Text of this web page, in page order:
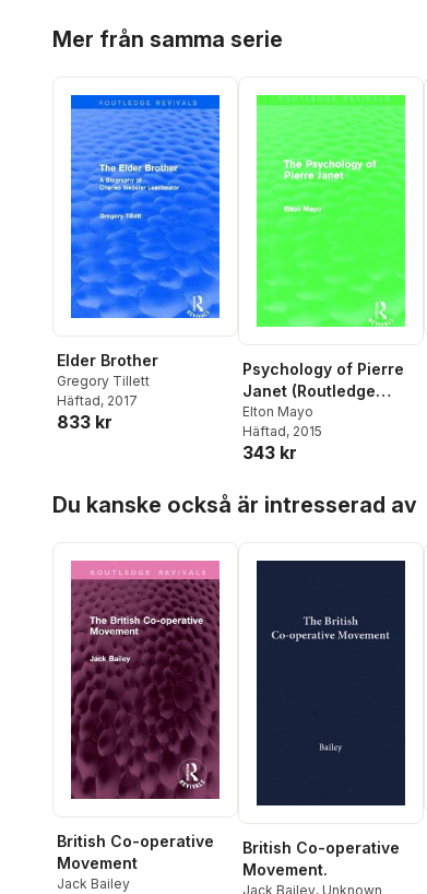
Mer från samma serie
Elder Brother
Gregory Tillett
Häftad, 2017
833 kr
Psychology of Pierre
Janet (Routledge
Revivals)
Elton Mayo
Häftad, 2015
343 kr
Du kanske också är intresserad av
British Co-operative
Movement
Jack Bailey
British Co-operative
Movement.
Jack Bailey, Unknown